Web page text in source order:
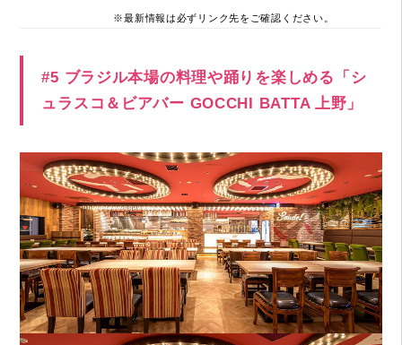
※最新情報は必ずリンク先をご確認ください。
#5 ブラジル本場の料理や踊りを楽しめる「シ
ュラスコ＆ビアバー GOCCHI BATTA 上野」